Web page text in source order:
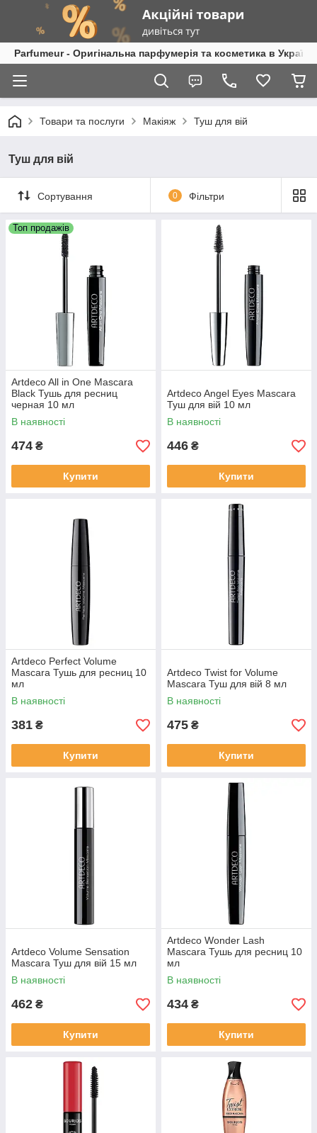
Parfumeur - Оригінальна парфумерія та косметика в Україні
Товари та послуги Макіяж Туш для вій
Туш для вій
Сортування 0 Фільтри
Топ продажів
Artdeco All in One Mascara
Black Тушь для ресниц
черная 10 мл
В наявності
474 ₴
Купити
Artdeco Angel Eyes Mascara
Туш для вій 10 мл
В наявності
446 ₴
Купити
Artdeco Perfect Volume
Mascara Тушь для ресниц 10
мл
В наявності
381 ₴
Купити
Artdeco Twist for Volume
Mascara Туш для вій 8 мл
В наявності
475 ₴
Купити
Artdeco Volume Sensation
Mascara Туш для вій 15 мл
В наявності
462 ₴
Купити
Artdeco Wonder Lash
Mascara Тушь для ресниц 10
мл
В наявності
434 ₴
Купити